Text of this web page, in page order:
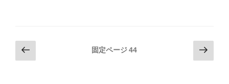
投
稿
前
の
固定ページ44
次
の